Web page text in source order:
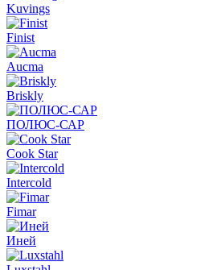
Kuvings
Finist
Aucma
Briskly
ПОЛЮС-САР
Cook Star
Intercold
Fimar
Иней